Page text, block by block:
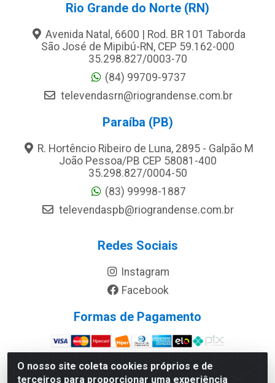
O nosso site coleta cookies próprios e de
terceiros para proporcionar uma experiência
Rio Grande do Norte (RN)
Avenida Natal, 6600 | Rod. BR 101 Taborda
São José de Mipibú-RN, CEP 59.162-000
35.298.827/0003-70
(84) 99709-9737
televendasrn@riograndense.com.br
Paraíba (PB)
R. Hortêncio Ribeiro de Luna, 2895 - Galpão M
João Pessoa/PB CEP 58081-400
35.298.827/0004-50
(83) 99998-1887
televendaspb@riograndense.com.br
Redes Sociais
Instagram
Facebook
Formas de Pagamento
Site Seguro